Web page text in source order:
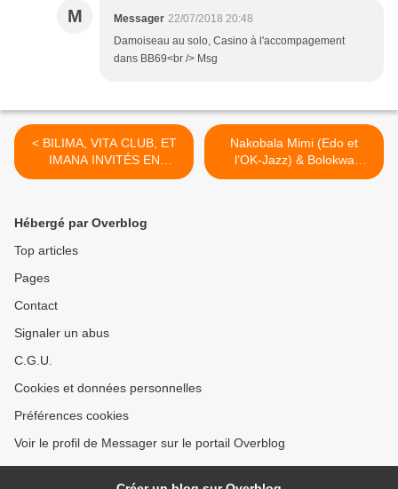
M Messager 22/07/2018 20:48
Damoiseau au solo, Casino à l'accompagement
dans BB69<br /> Msg
< BILIMA, VITA CLUB, ET
IMANA INVITÉS EN
DÉCEMBRE 1979 AU
Nakobala Mimi (Edo et
l’OK-Jazz) & Bolokwa
(Thamar et le Continental),
Hébergé par Overblog
Top articles
Pages
Contact
Signaler un abus
C.G.U.
Cookies et données personnelles
Préférences cookies
Voir le profil de Messager sur le portail Overblog